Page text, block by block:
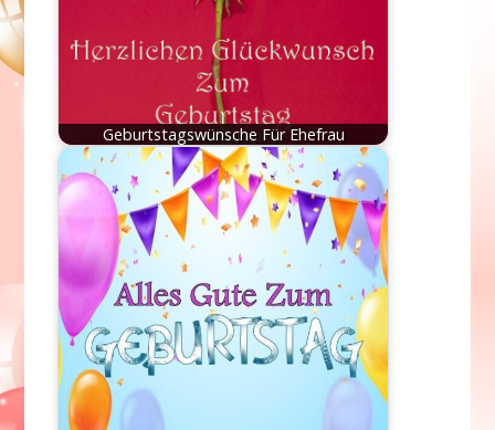
Geburtstagswünsche Für Ehefrau